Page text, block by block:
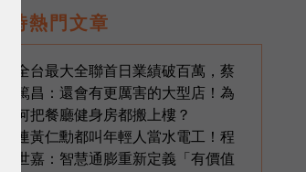
即時熱門文章
全台最大全聯首日業績破百萬，蔡
篤昌：還會有更厲害的大型店！為
何把餐廳健身房都搬上樓？
連黃仁勳都叫年輕人當水電工！程
世嘉：智慧通膨重新定義「有價值